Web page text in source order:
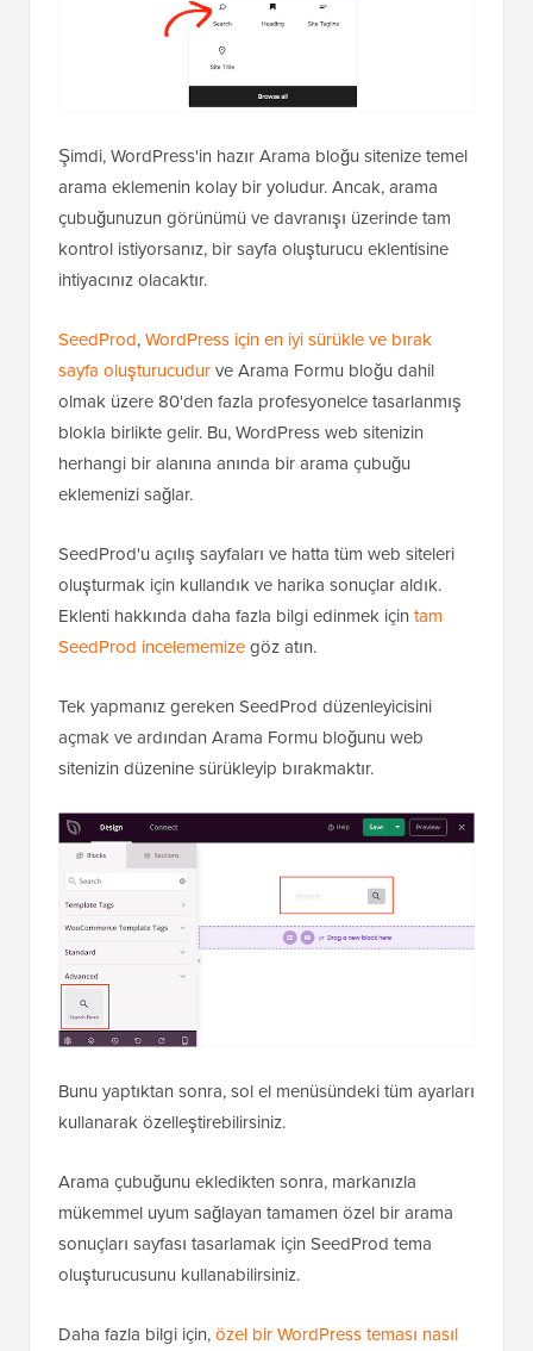
Şimdi, WordPress'in hazır Arama bloğu sitenize temel
arama eklemenin kolay bir yoludur. Ancak, arama
çubuğunuzun görünümü ve davranışı üzerinde tam
kontrol istiyorsanız, bir sayfa oluşturucu eklentisine
ihtiyacınız olacaktır.
SeedProd,WordPress için en iyi sürükle ve bırak
sayfa oluşturucudurve Arama Formu bloğu dahil
olmak üzere 80'den fazla profesyonelce tasarlanmış
blokla birlikte gelir. Bu, WordPress web sitenizin
herhangi bir alanına anında bir arama çubuğu
eklemenizi sağlar.
SeedProd'u açılış sayfaları ve hatta tüm web siteleri
oluşturmak için kullandık ve harika sonuçlar aldık.
Eklenti hakkında daha fazla bilgi edinmek için tam
SeedProd incelememizegöz atın.
Tek yapmanız gereken SeedProd düzenleyicisini
açmak ve ardından Arama Formu bloğunu web
sitenizin düzenine sürükleyip bırakmaktır.
Bunu yaptıktan sonra, sol el menüsündeki tüm ayarları
kullanarak özelleştirebilirsiniz.
Arama çubuğunu ekledikten sonra, markanızla
mükemmel uyum sağlayan tamamen özel bir arama
sonuçları sayfası tasarlamak için SeedProd tema
oluşturucusunu kullanabilirsiniz.
Daha fazla bilgi için,özel bir WordPress teması nasıl